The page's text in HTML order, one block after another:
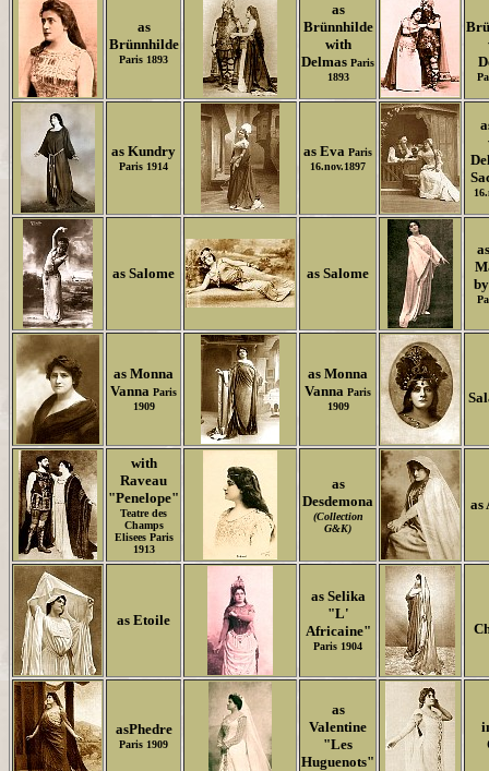
as
Brünnhilde
Paris 1893
as
Brünnhilde
with
Delmas Paris
1893
as Kundry
Paris 1914
as Eva Paris
16.nov.1897
as Salome as Salome
as Monna
Vanna Paris
1909
as Monna
Vanna Paris
1909
with
Raveau
"Penelope"
Teatre des
Champs
Elisees Paris
1913
as
Desdemona
(Collection
G&K)
as
as Etoile
as Selika
"L'
Africaine"
Paris 1904
asPhedre
Paris 1909
as
Valentine
"Les
Huguenots"